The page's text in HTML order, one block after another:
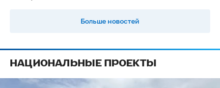
Больше новостей
НАЦИОНАЛЬНЫЕ ПРОЕКТЫ